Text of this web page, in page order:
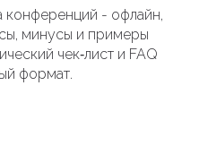
конференций - офлайн,
минусы и примеры
чек‑лист и FAQ
формат.